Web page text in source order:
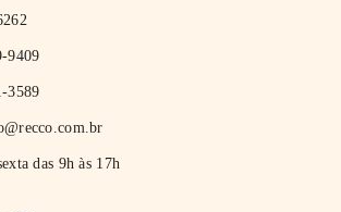
9409
3589
das 9h às 17h